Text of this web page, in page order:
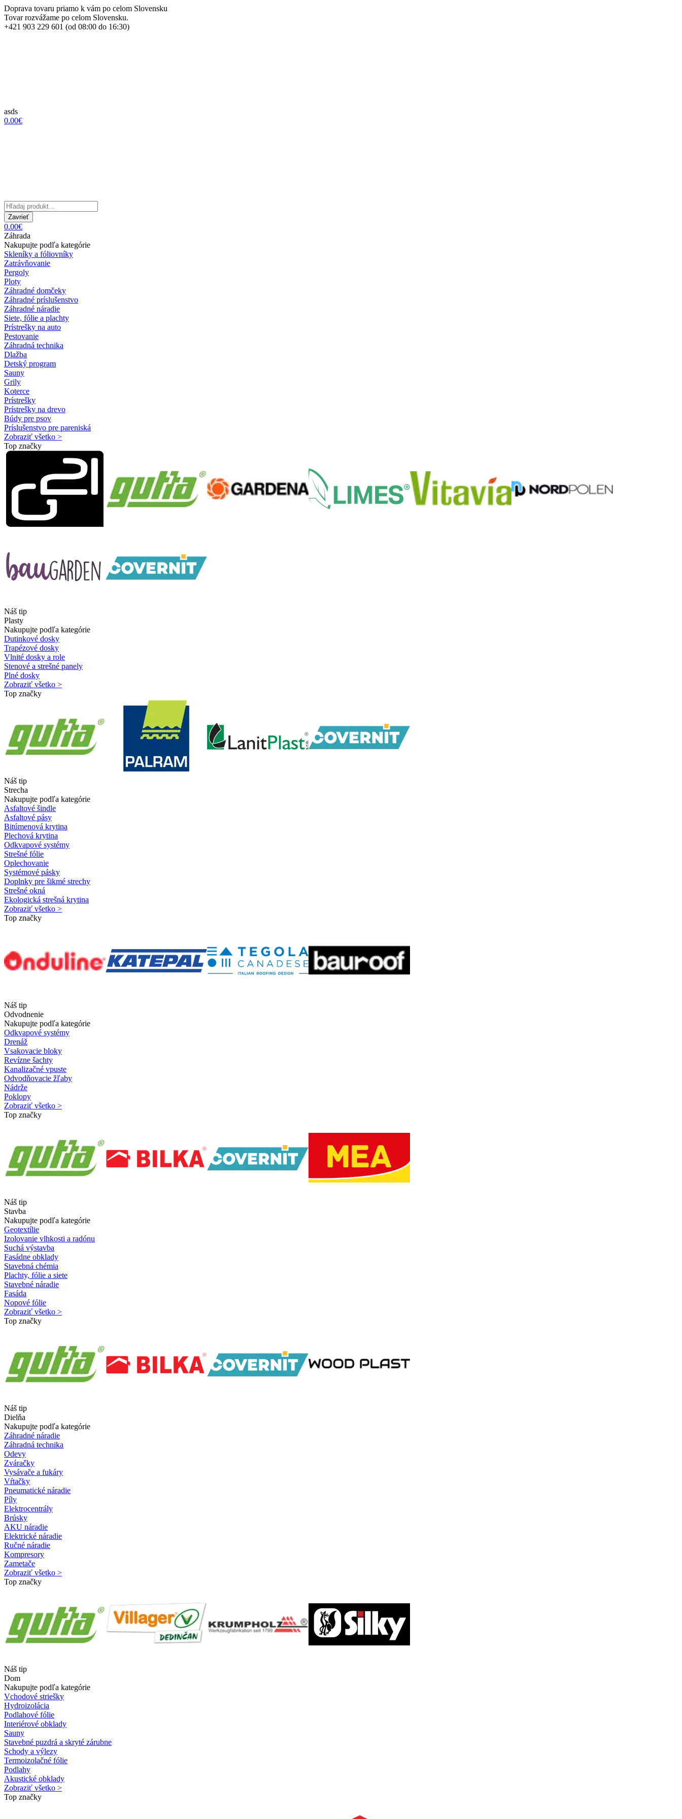
Doprava tovaru priamo k vám po celom Slovensku
Tovar rozvážame po celom Slovensku.
+421 903 229 601 (od 08:00 do 16:30)
asds
0.00€
Zavrieť
0.00€
Záhrada
Nakupujte podľa kategórie
Skleníky a fóliovníky
Zatrávňovanie
Pergoly
Ploty
Záhradné domčeky
Záhradné príslušenstvo
Záhradné náradie
Siete, fólie a plachty
Prístrešky na auto
Pestovanie
Záhradná technika
Dlažba
Detský program
Sauny
Grily
Koterce
Prístrešky
Prístrešky na drevo
Búdy pre psov
Príslušenstvo pre pareniská
Zobraziť všetko >
Top značky
Náš tip
Plasty
Nakupujte podľa kategórie
Dutinkové dosky
Trapézové dosky
Vlnité dosky a role
Stenové a strešné panely
Plné dosky
Zobraziť všetko >
Top značky
Náš tip
Strecha
Nakupujte podľa kategórie
Asfaltové šindle
Asfaltové pásy
Bitúmenová krytina
Plechová krytina
Odkvapové systémy
Strešné fólie
Oplechovanie
Systémové pásky
Doplnky pre šikmé strechy
Strešné okná
Ekologická strešná krytina
Zobraziť všetko >
Top značky
Náš tip
Odvodnenie
Nakupujte podľa kategórie
Odkvapové systémy
Drenáž
Vsakovacie bloky
Revízne šachty
Kanalizačné vpuste
Odvodňovacie žľaby
Nádrže
Poklopy
Zobraziť všetko >
Top značky
Náš tip
Stavba
Nakupujte podľa kategórie
Geotextílie
Izolovanie vlhkosti a radónu
Suchá výstavba
Fasádne obklady
Stavebná chémia
Plachty, fólie a siete
Stavebné náradie
Fasáda
Nopové fólie
Zobraziť všetko >
Top značky
Náš tip
Dielňa
Nakupujte podľa kategórie
Záhradné náradie
Záhradná technika
Odevy
Zváračky
Vysávače a fukáry
Vŕtačky
Pneumatické náradie
Píly
Elektrocentrály
Brúsky
AKU náradie
Elektrické náradie
Ručné náradie
Kompresory
Zametače
Zobraziť všetko >
Top značky
Náš tip
Dom
Nakupujte podľa kategórie
Vchodové striešky
Hydroizolácia
Podlahové fólie
Interiérové obklady
Sauny
Stavebné puzdrá a skryté zárubne
Schody a výlezy
Termoizolačné fólie
Podlahy
Akustické obklady
Zobraziť všetko >
Top značky